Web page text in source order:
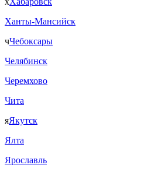
Ханты-Мансийск
чЧебоксары
Челябинск
Черемхово
Чита
яЯкутск
Ялта
Ярославль